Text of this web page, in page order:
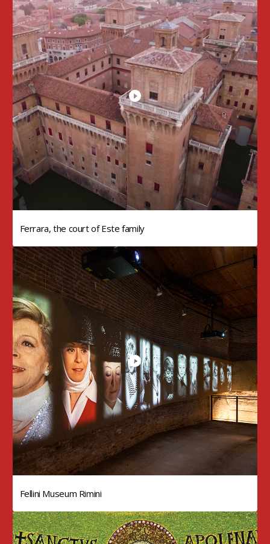
Ferrara, the court of Este family
Fellini Museum Rimini